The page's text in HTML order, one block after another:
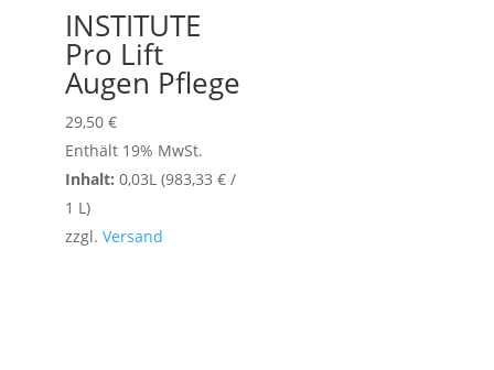
INSTITUTE
Pro Lift
Augen Pflege
29,50 €
Enthält 19% MwSt.
Inhalt: 0,03L (983,33 €/
1 L)
zzgl. Versand